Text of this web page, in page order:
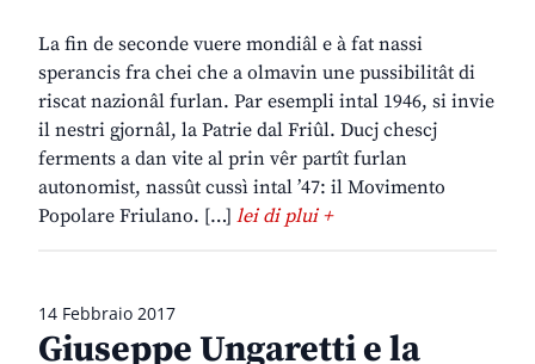
La fin de seconde vuere mondiâl e à fat nassi
sperancis fra chei che a olmavin une pussibilitât di
riscat nazionâl furlan. Par esempli intal 1946, si invie
il nestri gjornâl, la Patrie dal Friûl. Ducj chescj
ferments a dan vite al prin vêr partît furlan
autonomist, nassût cussì intal ’47: il Movimento
Popolare Friulano. […] lei di plui +
14 Febbraio 2017
Giuseppe Ungaretti e la